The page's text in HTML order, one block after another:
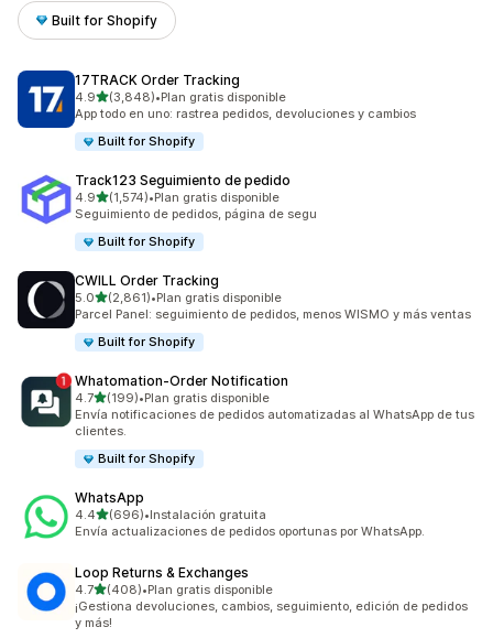
Built for Shopify
17TRACK Order Tracking
4.9de 5 estrellas
(3,848)
3848 reseñas en total
•Plan gratis disponible
App todo en uno: rastrea pedidos, devoluciones y cambios
Built for Shopify
Track123 Seguimiento de pedido
4.9de 5 estrellas
(1,574)
1574 reseñas en total
•Plan gratis disponible
Seguimiento de pedidos, página de segu
Built for Shopify
CWILL Order Tracking
5.0de 5 estrellas
(2,861)
2861 reseñas en total
•Plan gratis disponible
Parcel Panel: seguimiento de pedidos, menos WISMO y más ventas
Built for Shopify
Whatomation‑Order Notification
4.7de 5 estrellas
(199)
199 reseñas en total
•Plan gratis disponible
Envía notificaciones de pedidos automatizadas al WhatsApp de tus
clientes.
Built for Shopify
WhatsApp
4.4de 5 estrellas
(696)
696 reseñas en total
•Instalación gratuita
Envía actualizaciones de pedidos oportunas por WhatsApp.
Loop Returns & Exchanges
4.7de 5 estrellas
(408)
408 reseñas en total
•Plan gratis disponible
¡Gestiona devoluciones, cambios, seguimiento, edición de pedidos
y más!